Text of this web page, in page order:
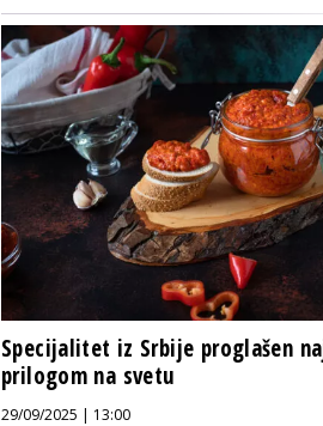
Specijalitet iz Srbije proglašen
prilogom na svetu
29/09/2025 | 13:00